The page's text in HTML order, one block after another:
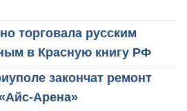
торговала русским
в Красную книгу РФ
закончат ремонт
Арена»